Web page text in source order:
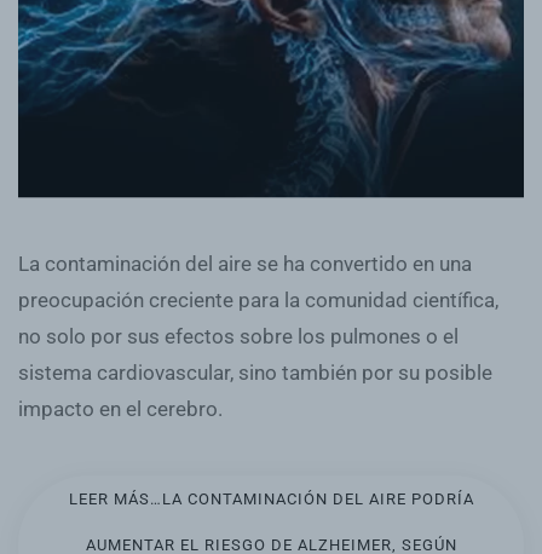
La contaminación del aire se ha convertido en una
preocupación creciente para la comunidad científica,
no solo por sus efectos sobre los pulmones o el
sistema cardiovascular, sino también por su posible
impacto en el cerebro.
LEER MÁS…LA CONTAMINACIÓN DEL AIRE PODRÍA
AUMENTAR EL RIESGO DE ALZHEIMER, SEGÚN